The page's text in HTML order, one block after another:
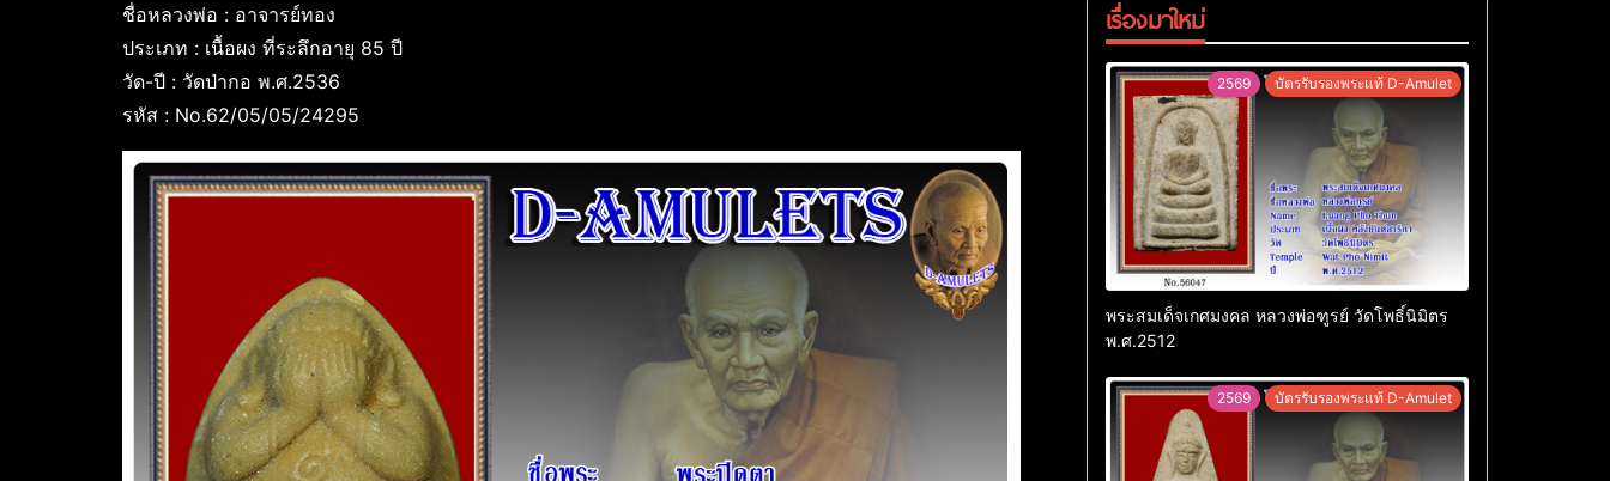
ชื่อหลวงพ่อ : อาจารย์ทอง
ประเภท : เนื้อผง ที่ระลึกอายุ 85 ปี
วัด-ปี : วัดป่ากอ พ.ศ.2536
รหัส : No.62/05/05/24295
เรื่องมาใหม่
2569 บัตรรับรองพระแท้ D-Amulet
พระสมเด็จเกศมงคล หลวงพ่อฑูรย์ วัดโพธิ์นิมิตร
พ.ศ.2512
2569 บัตรรับรองพระแท้ D-Amulet